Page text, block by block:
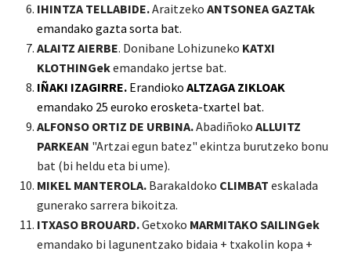
IHINTZA TELLABIDE.Araitzeko ANTSONEA GAZTAk
emandako gazta sorta bat.
ALAITZ AIERBE. Donibane Lohizuneko KATXI
KLOTHINGekemandako jertse bat.
IÑAKI IZAGIRRE. Erandioko ALTZAGA ZIKLOAK
emandako 25 euroko erosketa-txartel bat.
ALFONSO ORTIZ DE URBINA.Abadiñoko ALLUITZ
PARKEAN "Artzai egun batez" ekintza burutzeko bonu
bat (bi heldu eta bi ume).
MIKEL MANTEROLA. Barakaldoko CLIMBAT eskalada
gunerako sarrera bikoitza.
ITXASO BROUARD.Getxoko MARMITAKO SAILINGek
emandako bi lagunentzako bidaia + txakolin kopa +